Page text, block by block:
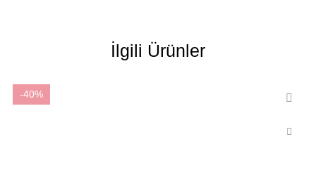
İlgili Ürünler
-40%